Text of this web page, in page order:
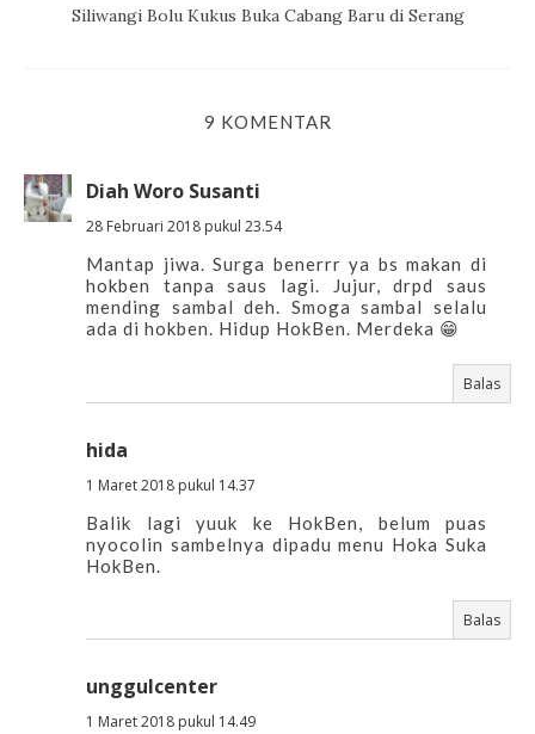
Siliwangi Bolu Kukus Buka Cabang Baru di Serang
9 KOMENTAR
Diah Woro Susanti
28 Februari 2018 pukul 23.54
Mantap jiwa. Surga benerrr ya bs makan di
hokben tanpa saus lagi. Jujur, drpd saus
mending sambal deh. Smoga sambal selalu
ada di hokben. Hidup HokBen. Merdeka 😁
Balas
hida
1 Maret 2018 pukul 14.37
Balik lagi yuuk ke HokBen, belum puas
nyocolin sambelnya dipadu menu Hoka Suka
HokBen.
Balas
unggulcenter
1 Maret 2018 pukul 14.49